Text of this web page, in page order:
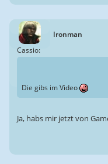
Ironman
Cassio:
Die gibs im Video
Ja, habs mir jetzt von